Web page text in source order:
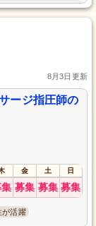
8月3日更新
ージ指圧師の
金 土 日
募集 募集 募集
が活躍